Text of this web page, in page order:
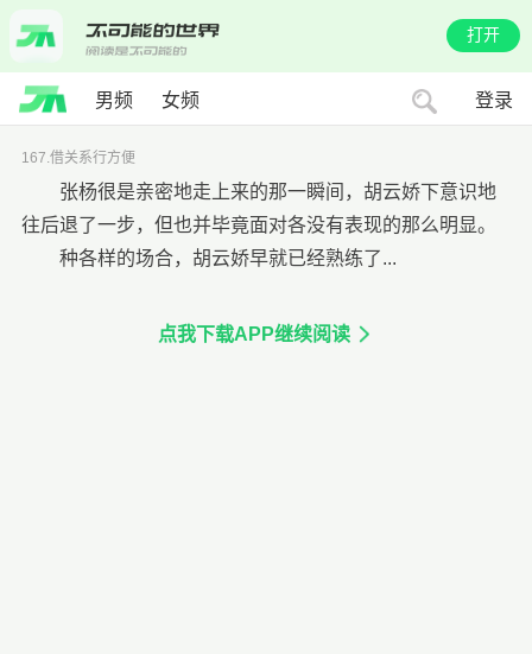
打开
男频 女频 登录
167.借关系行方便
张杨很是亲密地走上来的那一瞬间，胡云娇下意识地
往后退了一步，但也并毕竟面对各没有表现的那么明显。
种各样的场合，胡云娇早就已经熟练了...
点我下载APP继续阅读